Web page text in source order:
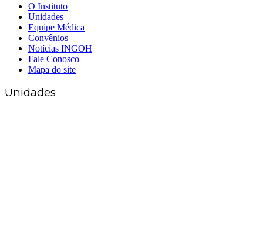
O Instituto
Unidades
Equipe Médica
Convênios
Notícias INGOH
Fale Conosco
Mapa do site
Unidades